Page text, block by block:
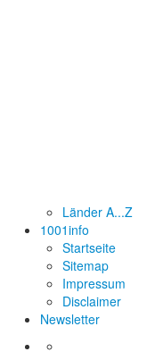
Länder A...Z
1001info
Startseite
Sitemap
Impressum
Disclaimer
Newsletter